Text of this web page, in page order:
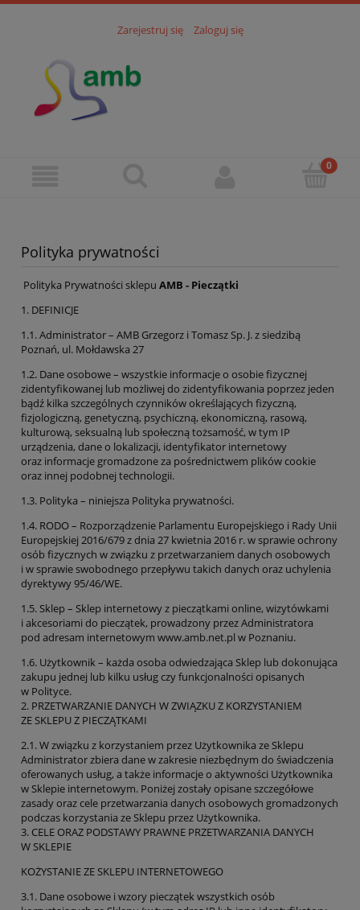
Zarejestruj się Zaloguj się
Polityka prywatności
Polityka Prywatności sklepu AMB - Pieczątki
1. DEFINICJE
1.1. Administrator – AMB Grzegorz i Tomasz Sp. J. z siedzibą
Poznań, ul. Mołdawska 27
1.2. Dane osobowe – wszystkie informacje o osobie fizycznej
zidentyfikowanej lub możliwej do zidentyfikowania poprzez jeden
bądź kilka szczególnych czynników określających fizyczną,
fizjologiczną, genetyczną, psychiczną, ekonomiczną, rasową,
kulturową, seksualną lub społeczną tożsamość, w tym IP
urządzenia, dane o lokalizacji, identyfikator internetowy
oraz informacje gromadzone za pośrednictwem plików cookie
oraz innej podobnej technologii.
1.3. Polityka – niniejsza Polityka prywatności.
1.4. RODO – Rozporządzenie Parlamentu Europejskiego i Rady Unii
Europejskiej 2016/679 z dnia 27 kwietnia 2016 r. w sprawie ochrony
osób fizycznych w związku z przetwarzaniem danych osobowych
i w sprawie swobodnego przepływu takich danych oraz uchylenia
dyrektywy 95/46/WE.
1.5. Sklep – Sklep internetowy z pieczątkami online, wizytówkami
i akcesoriami do pieczątek, prowadzony przez Administratora
pod adresam internetowym www.amb.net.pl w Poznaniu.
1.6. Użytkownik – każda osoba odwiedzająca Sklep lub dokonująca
zakupu jednej lub kilku usług czy funkcjonalności opisanych
w Polityce.
2. PRZETWARZANIE DANYCH W ZWIĄZKU Z KORZYSTANIEM
ZE SKLEPU Z PIECZĄTKAMI
2.1. W związku z korzystaniem przez Użytkownika ze Sklepu
Administrator zbiera dane w zakresie niezbędnym do świadczenia
oferowanych usług, a także informacje o aktywności Użytkownika
w Sklepie internetowym. Poniżej zostały opisane szczegółowe
zasady oraz cele przetwarzania danych osobowych gromadzonych
podczas korzystania ze Sklepu przez Użytkownika.
3. CELE ORAZ PODSTAWY PRAWNE PRZETWARZANIA DANYCH
W SKLEPIE
KOŻYSTANIE ZE SKLEPU INTERNETOWEGO
3.1. Dane osobowe i wzory pieczątek wszystkich osób